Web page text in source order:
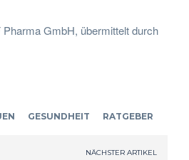
GmbH, übermittelt durch
GESUNDHEIT RATGEBER
NÄCHSTER ARTIKEL